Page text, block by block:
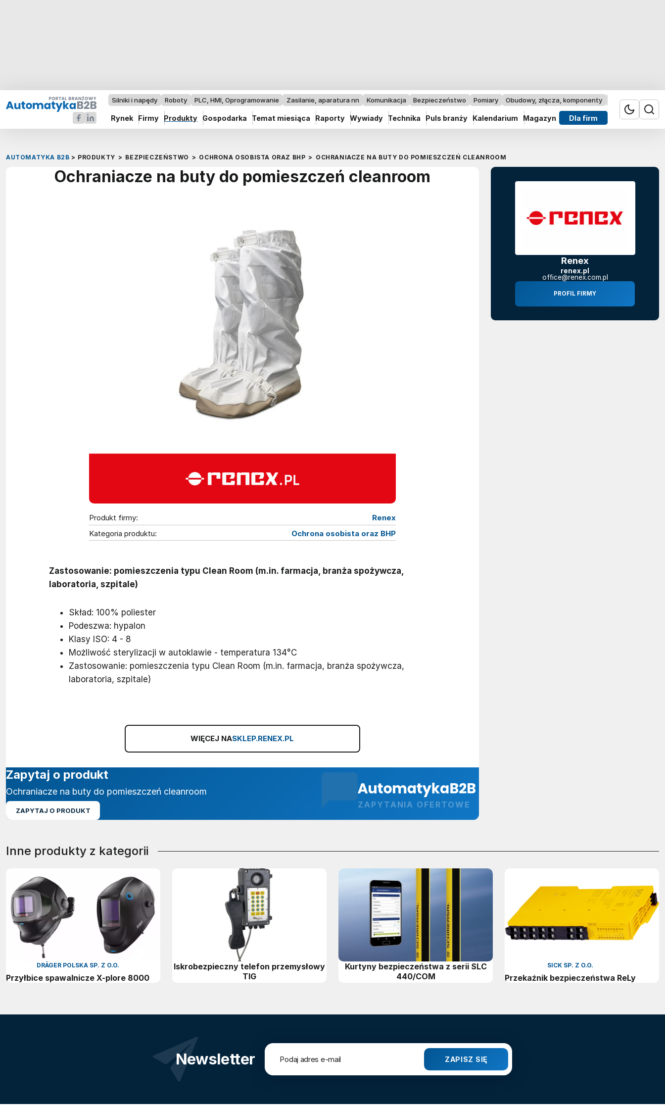
Silniki i napędy Roboty PLC, HMI, Oprogramowanie Zasilanie, aparatura nn Komunikacja Bezpieczeństwo Pomiary Obudowy, złącza, komponenty Przemysł 4.0
Rynek Firmy Produkty Gospodarka Temat miesiąca Raporty Wywiady Technika Puls branży Kalendarium Magazyn Dla firm
AUTOMATYKA B2B > PRODUKTY > BEZPIECZEŃSTWO > OCHRONA OSOBISTA ORAZ BHP > OCHRANIACZE NA BUTY DO POMIESZCZEŃ CLEANROOM
Ochraniacze na buty do pomieszczeń cleanroom
Produkt firmy:
Renex
Kategoria produktu:
Ochrona osobista oraz BHP
Zastosowanie: pomieszczenia typu Clean Room (m.in. farmacja, branża spożywcza,
laboratoria, szpitale)
Skład: 100% poliester
Podeszwa: hypalon
Klasy ISO: 4 - 8
Możliwość sterylizacji w autoklawie - temperatura 134°C
Zastosowanie: pomieszczenia typu Clean Room (m.in. farmacja, branża spożywcza,
laboratoria, szpitale)
WIĘCEJ NASKLEP.RENEX.PL
ZAPYTANIA OFERTOWE
Zapytaj o produkt
Ochraniacze na buty do pomieszczeń cleanroom
ZAPYTAJ O PRODUKT
Renex
renex.pl
office@renex.com.pl
PROFIL FIRMY
Inne produkty z kategorii
DRÄGER POLSKA SP. Z O.O.
Przyłbice spawalnicze X-plore 8000
Iskrobezpieczny telefon przemysłowy
TIG
Kurtyny bezpieczeństwa z serii SLC
440/COM
SICK SP. Z O.O.
Przekaźnik bezpieczeństwa ReLy
Newsletter